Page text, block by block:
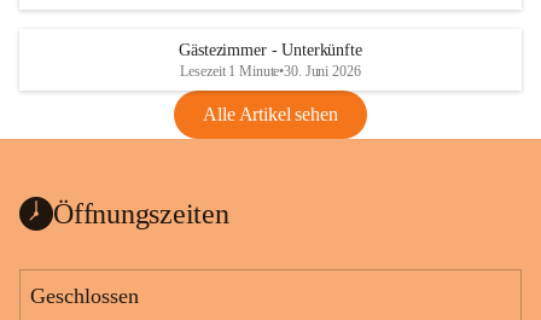
Gästezimmer - Unterkünfte
Lesezeit 1 Minute•30. Juni 2026
Alle Artikel sehen
Öffnungszeiten
Geschlossen